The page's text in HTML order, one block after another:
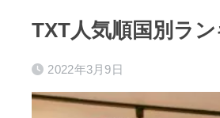
TXT人気順国別ラ
2022年3月9日